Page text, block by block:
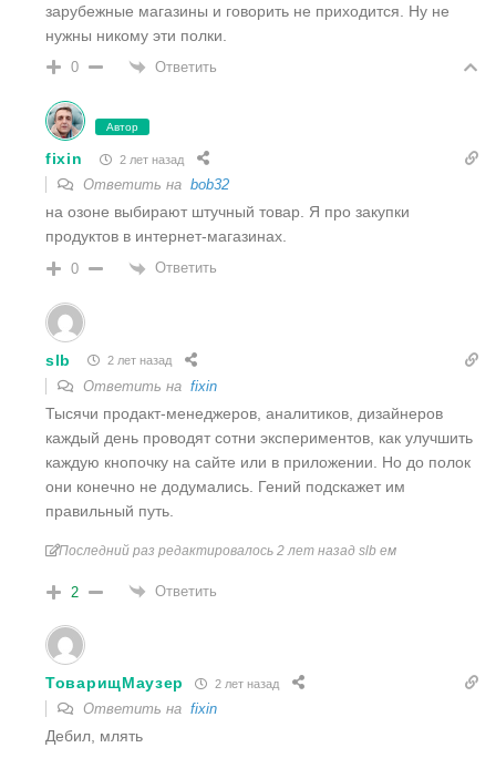
зарубежные магазины и говорить не приходится. Ну не
нужны никому эти полки.
0 Ответить
Автор
fixin 2 лет назад
Ответить на bob32
на озоне выбирают штучный товар. Я про закупки
продуктов в интернет-магазинах.
0 Ответить
slb 2 лет назад
Ответить на fixin
Тысячи продакт-менеджеров, аналитиков, дизайнеров
каждый день проводят сотни экспериментов, как улучшить
каждую кнопочку на сайте или в приложении. Но до полок
они конечно не додумались. Гений подскажет им
правильный путь.
Последний раз редактировалось 2 лет назад slb ем
2 Ответить
ТоварищМаузер 2 лет назад
Ответить на fixin
Дебил, млять